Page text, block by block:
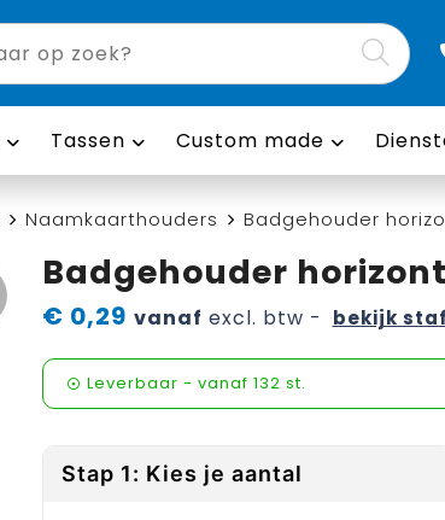
Tassen Custom made
Naamkaarthouders Badgehouder
Badgehouder
€ 0,29 vanaf excl. btw - bekijk
Leverbaar - vanaf 132 st.
Stap 1: Kies je aantal